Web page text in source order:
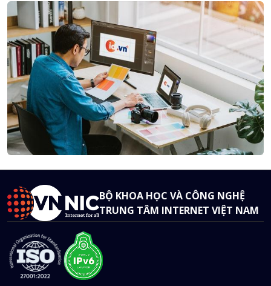
BỘ KHOA HỌC VÀ CÔNG NGHỆ
TRUNG TÂM INTERNET VIỆT NAM